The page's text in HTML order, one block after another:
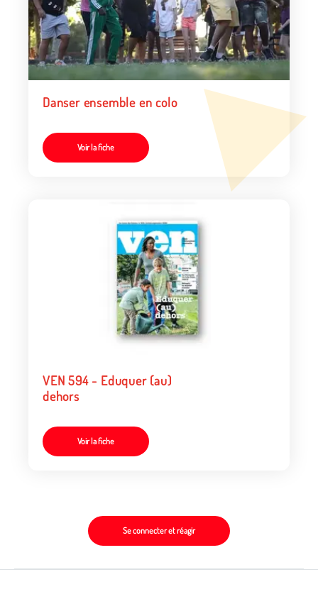
Danser ensemble en colo
Voir la fiche
VEN 594 - Eduquer (au)
dehors
Voir la fiche
Se connecter et réagir